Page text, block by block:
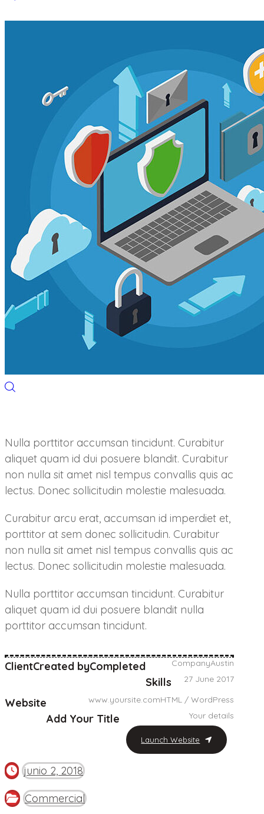
Nulla porttitor accumsan tincidunt. Curabitur
aliquet quam id dui posuere blandit. Curabitur
non nulla sit amet nisl tempus convallis quis ac
lectus. Donec sollicitudin molestie malesuada.
Curabitur arcu erat, accumsan id imperdiet et,
porttitor at sem donec sollicitudin. Curabitur
non nulla sit amet nisl tempus convallis quis ac
lectus. Donec sollicitudin molestie malesuada.
Nulla porttitor accumsan tincidunt. Curabitur
aliquet quam id dui posuere blandit nulla
porttitor accumsan tincidunt.
Client Austin
Created by Company
Completed
27 June 2017
Skills
HTML / WordPress
Website www.yoursite.com
Add Your Title Your details
Launch Website
junio 2, 2018
Commercial